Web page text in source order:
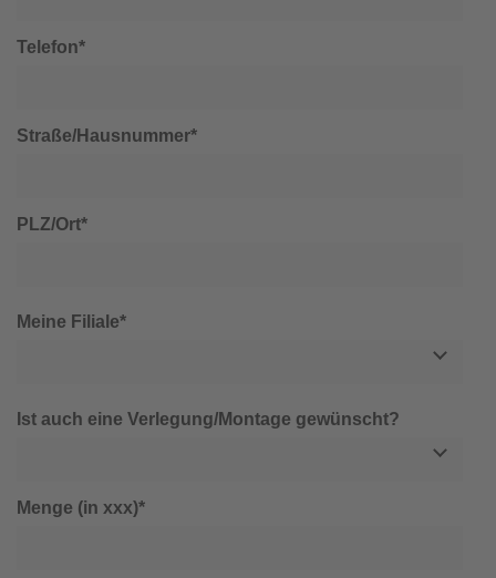
Telefon*
Straße/Hausnummer*
PLZ/Ort*
Meine Filiale*
Ist auch eine Verlegung/Montage gewünscht?
Menge (in xxx)*